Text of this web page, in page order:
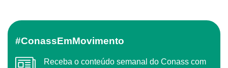
#ConassEmMovimento
Receba o conteúdo semanal do Conass com